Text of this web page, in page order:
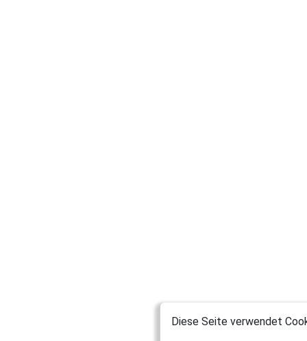
Diese Seite verwendet